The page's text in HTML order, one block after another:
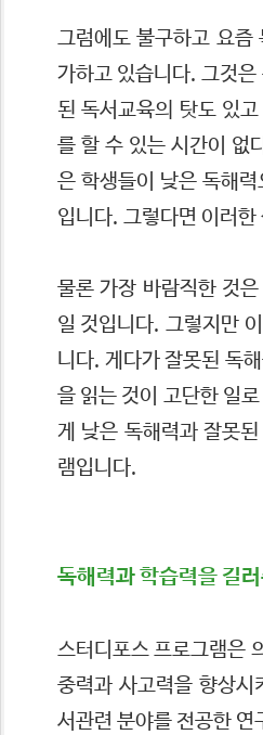
그럼에도 불구하고 요즘
가하고 있습니다. 그것
된 독서교육의 탓도 있
를 할 수 있는 시간이 없
은 학생들이 낮은 독해
입니다. 그렇다면 이러
물론 가장 바람직한 것
일 것입니다. 그렇지만
니다. 게다가 잘못된 독
을 읽는 것이 고단한 일
게 낮은 독해력과 잘못
램입니다.
독해력과 학습력을 길
스터디포스 프로그램은
중력과 사고력을 향상
서관련 분야를 전공한